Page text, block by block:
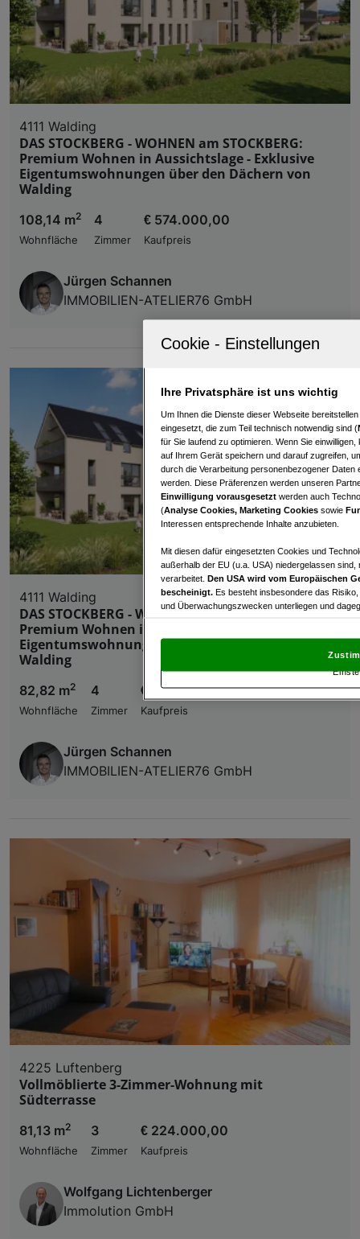
4111 Walding
DAS STOCKBERG - WOHNEN am STOCKBERG:
Premium Wohnen in Aussichtslage - Exklusive
Eigentumswohnungen über den Dächern von
Walding
108,14 m2
Wohnfläche
4
Zimmer
€ 574.000,00
Kaufpreis
Jürgen Schannen
IMMOBILIEN-ATELIER76 GmbH
4111 Walding
DAS STOCKBERG - WOHNEN am STOCKBERG:
Premium Wohnen in Aussichtslage - Exklusive
Eigentumswohnungen über den Dächern von
Walding
82,82 m2
Wohnfläche
4
Zimmer
€ 449.000,00
Kaufpreis
Jürgen Schannen
IMMOBILIEN-ATELIER76 GmbH
4225 Luftenberg
Vollmöblierte 3-Zimmer-Wohnung mit
Südterrasse
81,13 m2
Wohnfläche
3
Zimmer
€ 224.000,00
Kaufpreis
Wolfgang Lichtenberger
Immolution GmbH
Ihre Privatsphäre ist uns wichtig
Um Ihnen die Dienste dieser Webseite
eingesetzt, die zum Teil technisch notwendig sind (
für Sie laufend zu optimieren. Wenn Sie
auf Ihrem Gerät speichern und darauf zugreifen,
durch die Verarbeitung personenbezogener
werden. Diese Präferenzen werden unseren
Einwilligung vorausgesetzt werden auch
(Analyse Cookies, Marketing Cookies sowie
Interessen entsprechende Inhalte anzubieten.
Mit diesen dafür eingesetzten Cookies und
außerhalb der EU (u.a. USA) niedergelassen
verarbeitet. Den USA wird vom Europäischen
bescheinigt. Es besteht insbesondere das
und Überwachungszwecken unterliegen und
und Widerspruch gegen die Verarbeitung auf der
„Cookie Einstellungen“, die sich auf jeder Seite
Wir und unsere Partner
Zugriff auf Informationen auf einem Endgerät.
und der Performance von Inhalten,